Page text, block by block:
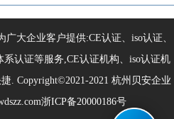
大企业客户提供:CE认证、iso认证、
系认证等服务,CE认证机构、iso认证机
. Copyright©2021-2021 杭州贝安企业
浙ICP备20000186号